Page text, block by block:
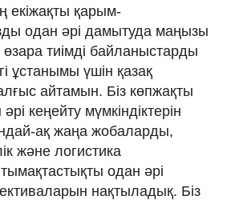
екіжақты қарым-
одан әрі дамытуда маңызы
тиімді байланыстарды
ұстанымы үшін қазақ
айтамын. Біз көпжақты
кеңейту мүмкіндіктерін
ақ жаңа жобаларды,
және логистика
одан әрі
нақтыладық. Біз